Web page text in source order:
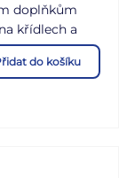
doplňkům
křídlech a
které působí
uchycení
do košíku